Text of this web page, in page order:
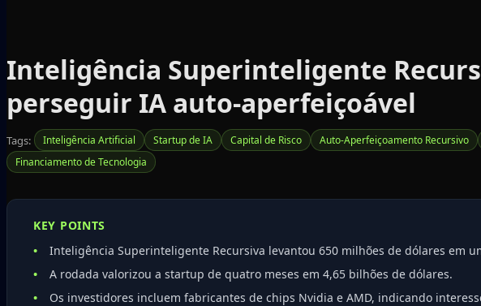
Inteligência Superinteligente
perseguir IA auto-aperfeiçoável
Tags: Inteligência Artificial Startup de IA Capital de Risco Auto-Aperfeiçoamento Recursivo
Financiamento de Tecnologia
KEY POINTS
Inteligência Superinteligente Recursiva levantou 650 milhões de dólares em
A rodada valorizou a startup de quatro meses em 4,65 bilhões de dólares.
Os investidores incluem fabricantes de chips Nvidia e AMD, indicando